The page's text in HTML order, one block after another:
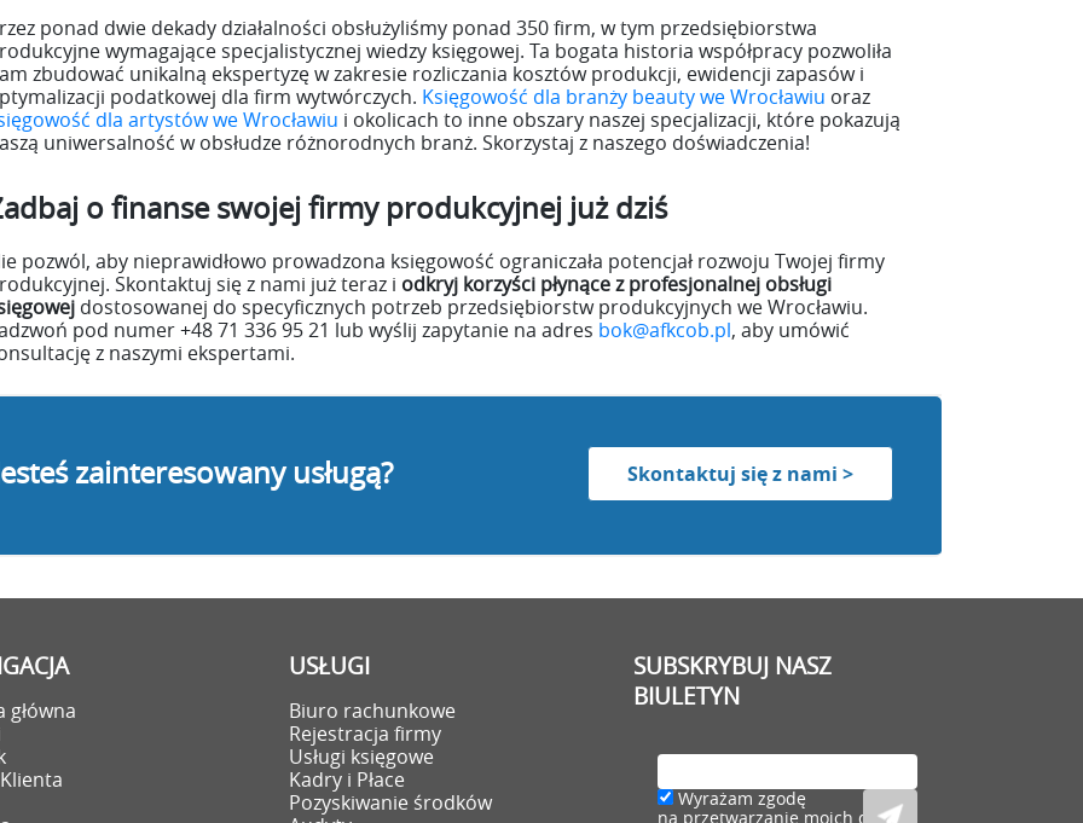
ponad dwie dekady działalności obsłużyliśmy ponad 350 firm, w tym przedsiębiorstwa
wymagające specjalistycznej wiedzy księgowej. Ta bogata historia współpracy pozwoliła
zbudować unikalną ekspertyzę w zakresie rozliczania kosztów produkcji, ewidencji zapasów i
podatkowej dla firm wytwórczych. Księgowość dla branży beauty we Wrocławiu oraz
dla artystów we Wrocławiu i okolicach to inne obszary naszej specjalizacji, które pokazują
uniwersalność w obsłudze różnorodnych branż. Skorzystaj z naszego doświadczenia!
o finanse swojej firmy produkcyjnej już dziś
pozwól, aby nieprawidłowo prowadzona księgowość ograniczała potencjał rozwoju Twojej firmy
Skontaktuj się z nami już teraz i odkryj korzyści płynące z profesjonalnej obsługi
dostosowanej do specyficznych potrzeb przedsiębiorstw produkcyjnych we Wrocławiu.
pod numer +48 71 336 95 21 lub wyślij zapytanie na adres bok@afkcob.pl, aby umówić
z naszymi ekspertami.
zainteresowany usługą? Skontaktuj się z nami >
główna
USŁUGI
Biuro rachunkowe
Rejestracja firmy
Usługi księgowe
Kadry i Płace
Pozyskiwanie środków
SUBSKRYBUJ NASZ
BIULETYN
Wyrażam zgodę
na przetwarzanie moich danych